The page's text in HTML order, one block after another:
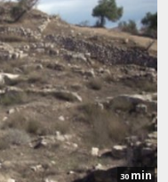
30 min